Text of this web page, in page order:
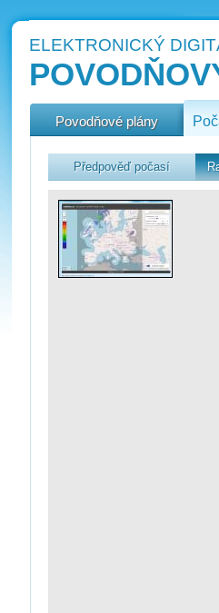
ELEKTRONICKÝ
Povodňové plány
Předpověď počasí